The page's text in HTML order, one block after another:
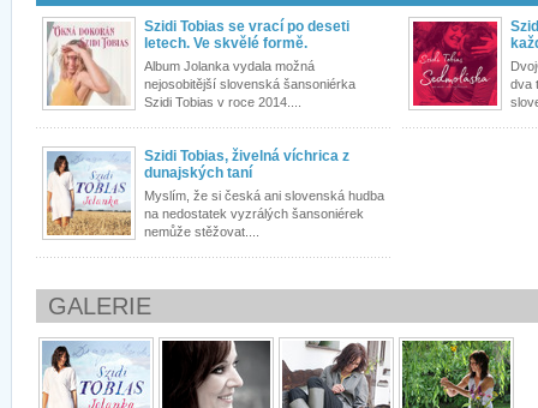
Szidi Tobias se vrací po deseti
letech. Ve skvělé formě.
Album Jolanka vydala možná
nejosobitější slovenská šansoniérka
Szidi Tobias v roce 2014....
dva
Szidi Tobias, živelná víchrica z
dunajských taní
Myslím, že si česká ani slovenská hudba
na nedostatek vyzrálých šansoniérek
nemůže stěžovat....
GALERIE